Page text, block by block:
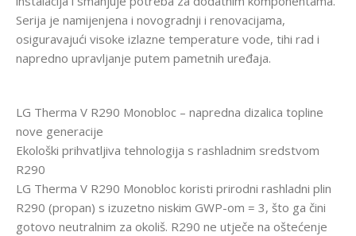
Serija je namijenjena i novogradnji i renovacijama,
osiguravajući visoke izlazne temperature vode, tihi rad i
napredno upravljanje putem pametnih uređaja.
LG Therma V R290 Monobloc – napredna dizalica topline
nove generacije
Ekološki prihvatljiva tehnologija s rashladnim sredstvom
R290
LG Therma V R290 Monobloc koristi prirodni rashladni plin
R290 (propan) s izuzetno niskim GWP-om = 3, što ga čini
gotovo neutralnim za okoliš. R290 ne utječe na oštećenje